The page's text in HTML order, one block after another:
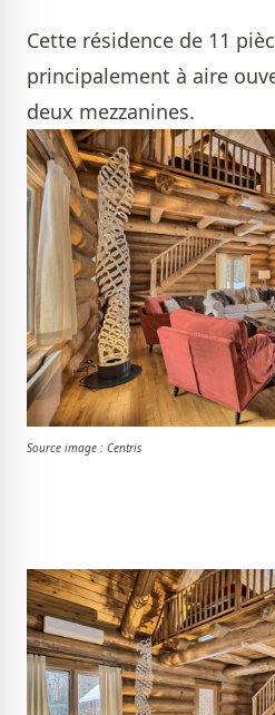
Cette résidence de 11
principalement à aire
deux mezzanines.
Source image : Centris